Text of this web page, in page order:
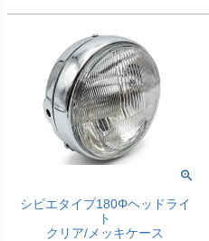
シビエタイプ180Φヘッドライ
ト
クリア/メッキケース